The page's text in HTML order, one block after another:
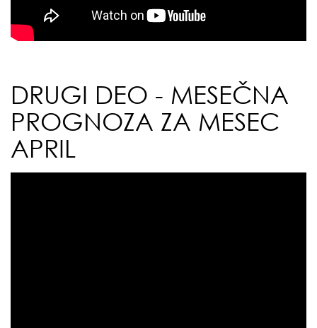
DRUGI DEO - MESEČNA
PROGNOZA ZA MESEC
APRIL